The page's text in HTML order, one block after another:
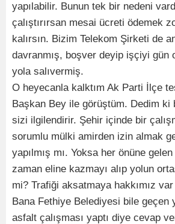
yapılabilir. Bunun tek bir nedeni
çalıştırırsan mesai ücreti ödemek
kalırsın. Bizim Telekom Şirketi de
davranmış, boşver deyip işçiyi gün
yola salıvermiş.
O heyecanla kalktım Ak Parti İlçe
Başkan Bey ile görüştüm. Dedim ki
sizi ilgilendirir. Şehir içinde bir
sorumlu mülki amirden izin almak
yapılmış mı. Yoksa her önüne
zaman eline kazmayı alıp yolun
mi? Trafiği aksatmaya hakkımız var
Bana Fethiye Belediyesi bile geçen
asfalt çalışması yaptı diye cevap